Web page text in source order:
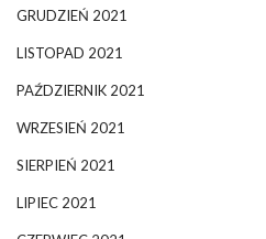
GRUDZIEŃ 2021
LISTOPAD 2021
PAŹDZIERNIK 2021
WRZESIEŃ 2021
SIERPIEŃ 2021
LIPIEC 2021